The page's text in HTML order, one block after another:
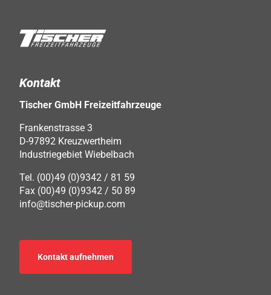
Kontakt
Tischer GmbH Freizeitfahrzeuge
Frankenstrasse 3
D-97892 Kreuzwertheim
Industriegebiet Wiebelbach
Tel. (00)49 (0)9342 / 81 59
Fax (00)49 (0)9342 / 50 89
info@tischer-pickup.com
Kontakt aufnehmen